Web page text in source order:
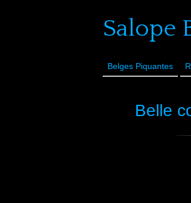
Salope
Belges Piquantes
Belle